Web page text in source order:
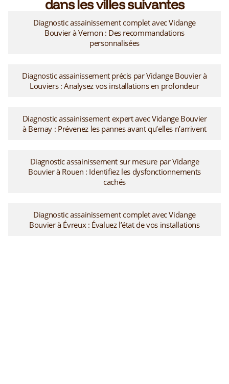
dans les villes suivantes
Diagnostic assainissement complet avec Vidange
Bouvier à Vernon : Des recommandations
personnalisées
Diagnostic assainissement précis par Vidange Bouvier à
Louviers : Analysez vos installations en profondeur
Diagnostic assainissement expert avec Vidange Bouvier
à Bernay : Prévenez les pannes avant qu’elles n’arrivent
Diagnostic assainissement sur mesure par Vidange
Bouvier à Rouen : Identifiez les dysfonctionnements
cachés
Diagnostic assainissement complet avec Vidange
Bouvier à Évreux : Évaluez l’état de vos installations